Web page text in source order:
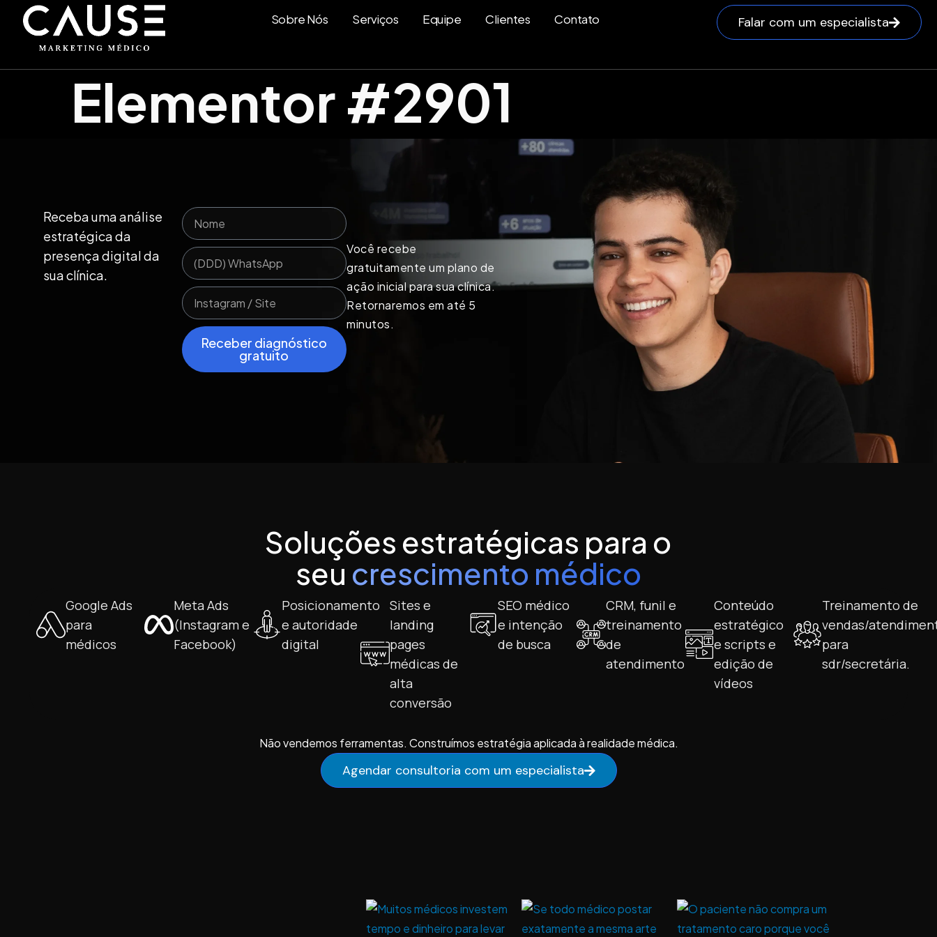
Sobre Nós Serviços Equipe Clientes Contato Falar com um especialista
Elementor #2901
Receba uma análise
estratégica da
presença digital da
sua clínica.
Receber diagnóstico
gratuito
Você recebe
gratuitamente um plano de
ação inicial para sua clínica.
Retornaremos em até 5
minutos.
Soluções estratégicas para o
seu crescimento médico
Google Ads
para
médicos
Meta Ads
(Instagram e
Facebook)
Posicionamento
e autoridade
digital
Sites e
landing
pages
médicas de
alta
conversão
SEO médico
e intenção
de busca
CRM, funil e
treinamento
de
atendimento
Conteúdo
estratégico
e scripts e
edição de
vídeos
Treinamento de
vendas/
para
sdr/secretária.
Não vendemos ferramentas. Construímos estratégia aplicada à realidade médica.
Agendar consultoria com um especialista